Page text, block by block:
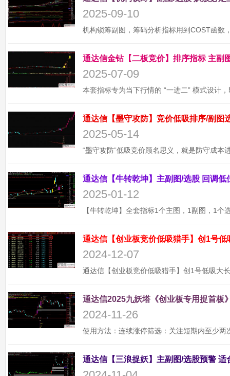
2025-09-10
2025-07-09
2025-05-14
2025-01-12
通达信【创业板竞价低吸猎手】创1号
2024-12-07
通达信2025九妖塔《创业板专用捉首板
2024-11-26